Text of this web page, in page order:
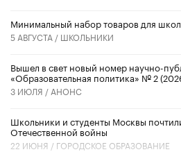
Минимальный набор товаров для
5 АВГУСТА / ШКОЛЬНИКИ
Вышел в свет новый номер научно-
«Образовательная политика» № 2
3 ИЮЛЯ / АНОНС
Школьники и студенты Москвы
Отечественной войны
22 ИЮНЯ / ГОРОДСКОЕ ОБРАЗОВАНИЕ